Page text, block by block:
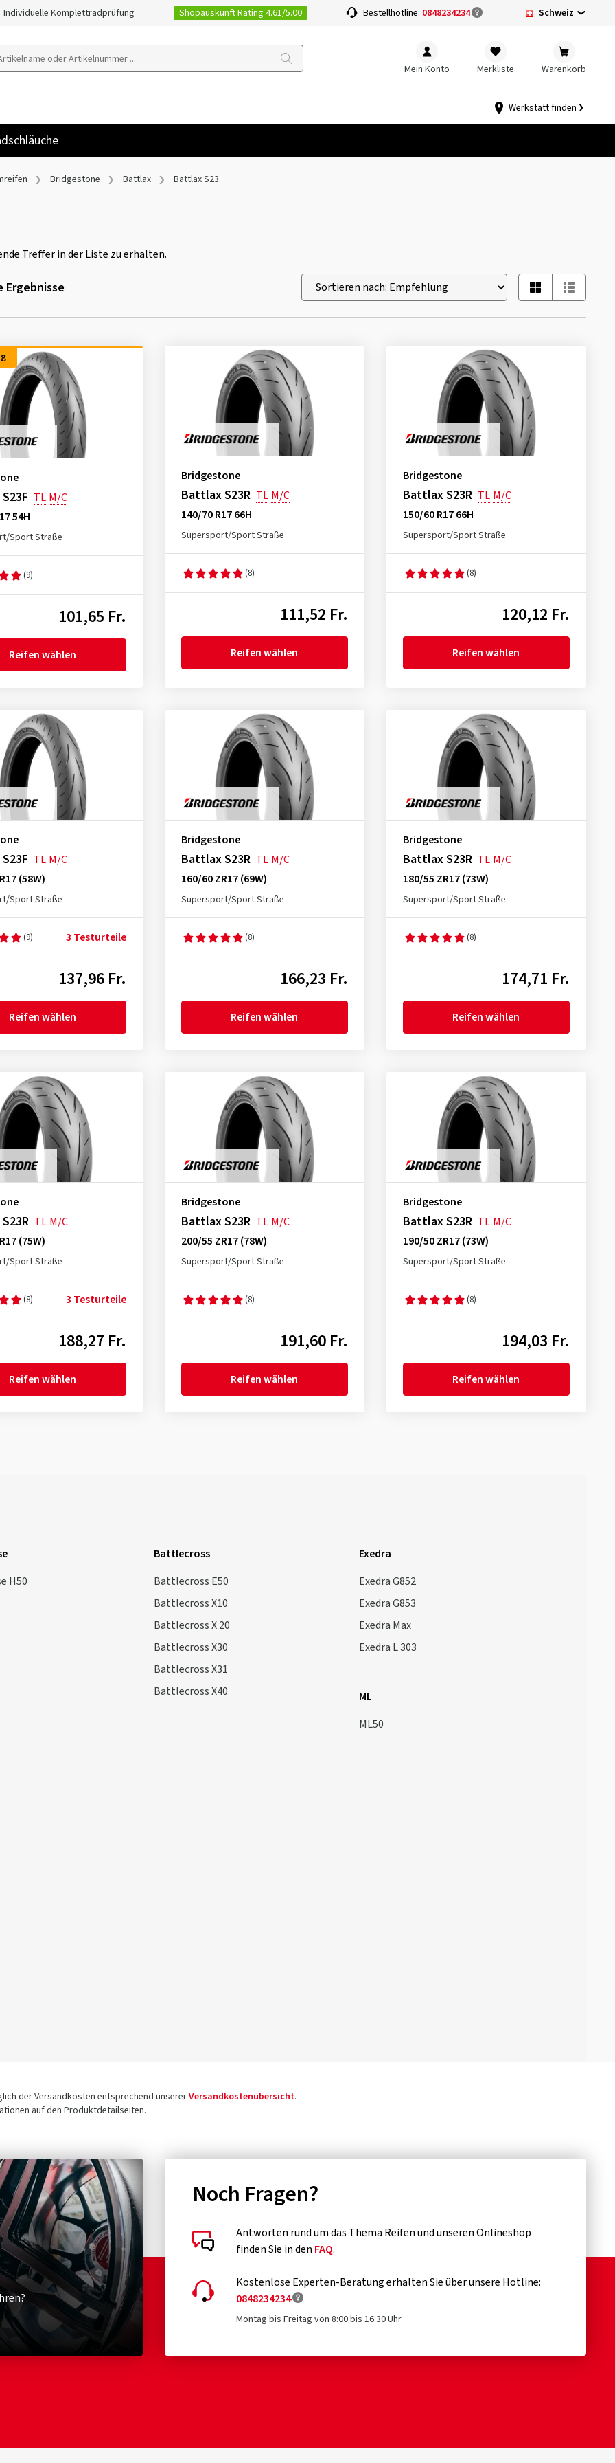
Individuelle Komplettradprüfung Shopauskunft Rating 4.61/5.00 Bestellhotline: 0848234234 Schweiz
Mein Konto Merkliste Warenkorb
Werkstatt finden
Bridgestone Battlax Battlax S23
Treffer in der Liste zu erhalten.
Ergebnisse
TL M/C
54H
Sport Straße
(9)
101,65 Fr.
Reifen wählen
Bridgestone
Battlax S23R TL M/C
140/70 R17 66H
Supersport/Sport Straße
(8)
111,52 Fr.
Reifen wählen
Bridgestone
Battlax S23R TL M/C
150/60 R17 66H
Supersport/Sport Straße
(8)
120,12 Fr.
Reifen wählen
TL M/C
(58W)
Sport Straße
(9) 3 Testurteile
137,96 Fr.
Reifen wählen
Bridgestone
Battlax S23R TL M/C
160/60 ZR17 (69W)
Supersport/Sport Straße
(8)
166,23 Fr.
Reifen wählen
Bridgestone
Battlax S23R TL M/C
180/55 ZR17 (73W)
Supersport/Sport Straße
(8)
174,71 Fr.
Reifen wählen
TL M/C
(75W)
Sport Straße
(8) 3 Testurteile
188,27 Fr.
Reifen wählen
Bridgestone
Battlax S23R TL M/C
200/55 ZR17 (78W)
Supersport/Sport Straße
(8)
191,60 Fr.
Reifen wählen
Bridgestone
Battlax S23R TL M/C
190/50 ZR17 (73W)
Supersport/Sport Straße
(8)
194,03 Fr.
Reifen wählen
H50
Battlecross
Battlecross E50
Battlecross X10
Battlecross X 20
Battlecross X30
Battlecross X31
Battlecross X40
Exedra
Exedra G852
Exedra G853
Exedra Max
Exedra L 303
ML
ML50
der Versandkosten entsprechend unsererVersandkostenübersicht.
auf den Produktdetailseiten.
Noch Fragen?
Antworten rund um das Thema Reifen und unseren Onlineshop
finden Sie in den FAQ.
Kostenlose Experten-Beratung erhalten Sie über unsere Hotline:
0848234234
Montag bis Freitag von 8:00 bis 16:30 Uhr